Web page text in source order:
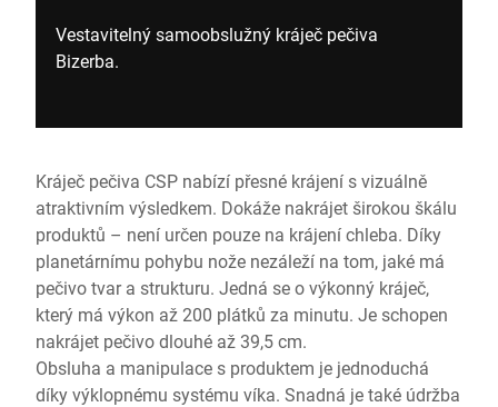
Vestavitelný samoobslužný kráječ pečiva
Bizerba.
Kráječ pečiva CSP nabízí přesné krájení s vizuálně
atraktivním výsledkem. Dokáže nakrájet širokou škálu
produktů – není určen pouze na krájení chleba. Díky
planetárnímu pohybu nože nezáleží na tom, jaké má
pečivo tvar a strukturu. Jedná se o výkonný kráječ,
který má výkon až 200 plátků za minutu. Je schopen
nakrájet pečivo dlouhé až 39,5 cm.
Obsluha a manipulace s produktem je jednoduchá
díky výklopnému systému víka. Snadná je také údržba